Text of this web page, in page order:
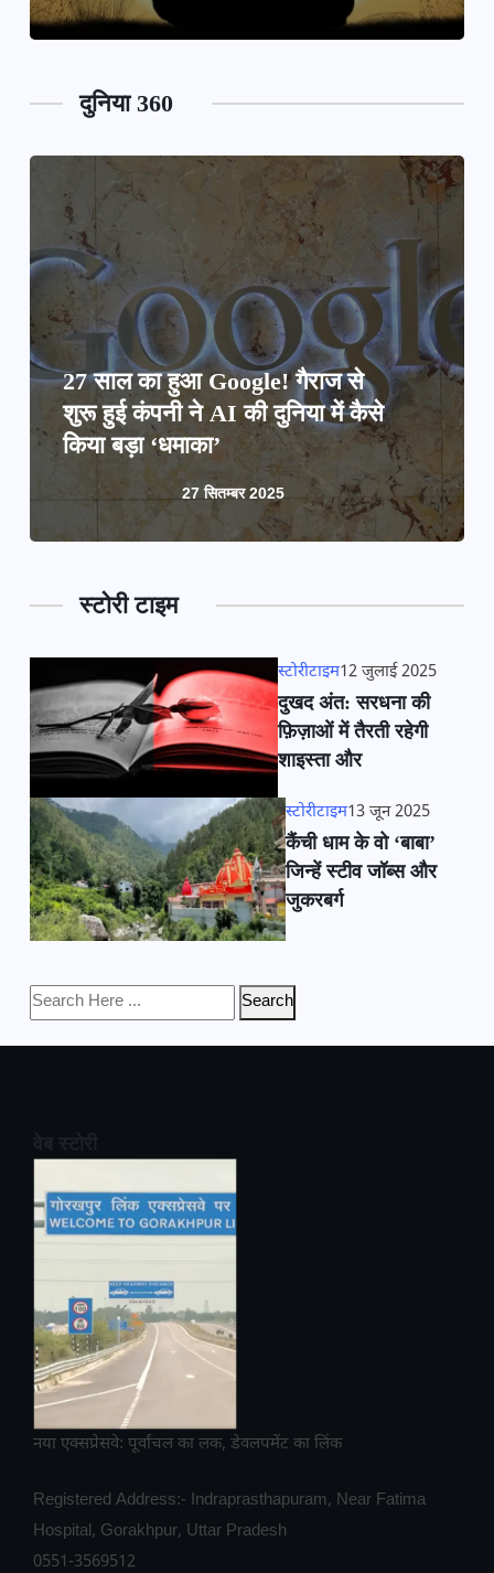
दुनिया 360
27 साल का हुआ Google! गैराज से
शुरू हुई कंपनी ने AI की दुनिया में कैसे
किया बड़ा ‘धमाका’
27 सितम्बर 2025
स्टोरी टाइम
स्टोरीटाइम12 जुलाई 2025
दुखद अंत: सरधना की
फ़िज़ाओं में तैरती रहेगी
शाइस्ता और
स्टोरीटाइम13 जून 2025
कैंची धाम के वो ‘बाबा’
जिन्हें स्टीव जॉब्स और
जुकरबर्ग
Search
नया एक्सप्रेसवे: पूर्वांचल का लक, डेवलपमेंट का लिंक
Registered Address:- Indraprasthapuram, Near Fatima
Hospital, Gorakhpur, Uttar Pradesh
0551-3569512